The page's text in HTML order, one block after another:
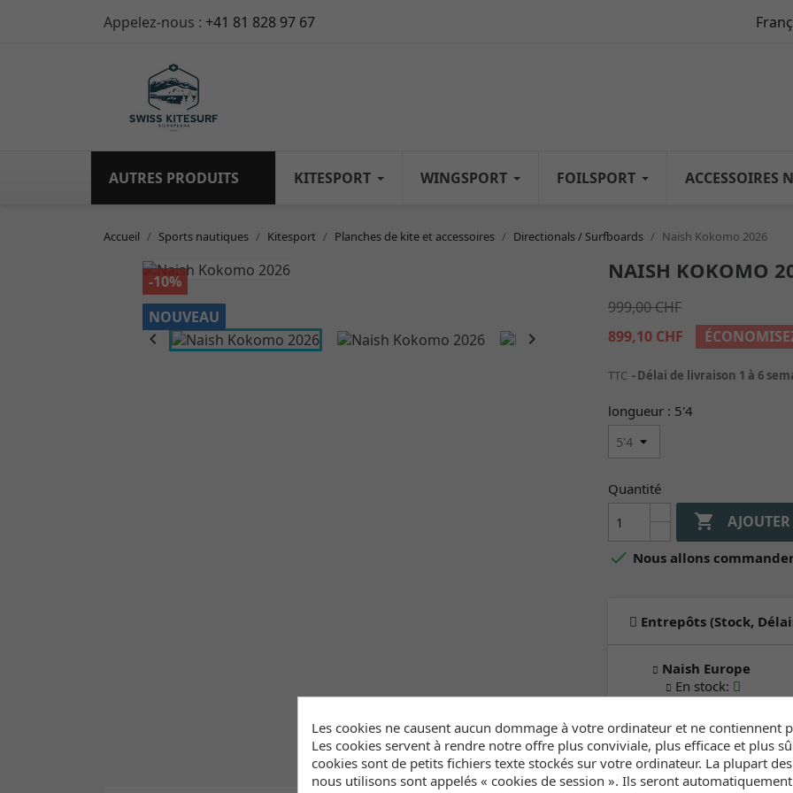
Appelez-nous : +41 81 828 97 67
AUTRES PRODUITS KITESPORT WINGSPORT FOILSPORT ACCESSOIRES
Accueil Sports nautiques Kitesport Planches de kite et accessoires Directionals / Surfboards Naish Kokomo 2026
-10%
NOUVEAU
 
NAISH KOKOMO
999,00 CHF
899,10 CHF
TTC Délai de livraison 1 à 6
longueur : 5'4
Quantité

 Nous allons
Entrepôts (Stock,
Naish Europe
En stock:
Cliquez ici pour voir
Les cookies ne causent aucun dommage à votre ordinateur et ne contiennent
Les cookies servent à rendre notre offre plus conviviale, plus efficace et plus
cookies sont de petits fichiers texte stockés sur votre ordinateur. La plupart
nous utilisons sont appelés « cookies de session ». Ils seront